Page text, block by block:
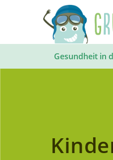
Gesundheit in